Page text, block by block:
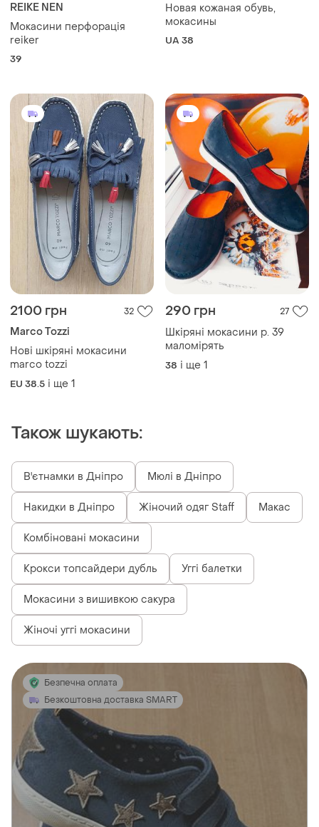
REIKE NEN
Мокасини перфорація
reiker
39
Новая кожаная обувь,
мокасины
UA 38
2100 грн 32
Marco Tozzi
Нові шкіряні мокасини
marco tozzi
EU 38.5 і ще 1
290 грн 27
Шкіряні мокасини р. 39
маломірять
38 і ще 1
Також шукають:
В'єтнамки в Дніпро Мюлі в Дніпро
Накидки в Дніпро Жіночий одяг Staff Макас
Комбіновані мокасини
Крокси топсайдери дубль Уггі балетки
Мокасини з вишивкою сакура
Жіночі уггі мокасини
Безпечна оплата
Безкоштовна доставка SMART